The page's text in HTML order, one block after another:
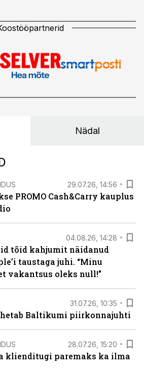
Nädal
29.07.26, 14:56
PROMO Cash&Carry kauplus
04.08.26, 14:28
tõid kahjumit näidanud
taustaga juhi. “Minu
vakantsus oleks null!”
31.07.26, 10:35
Baltikumi piirkonnajuhti
28.07.26, 15:20
klienditugi paremaks ka ilma